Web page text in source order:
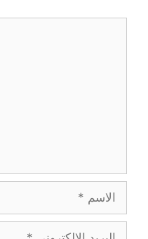
الاسم
البريد